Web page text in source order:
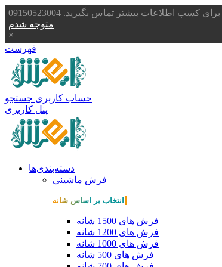
اطلاعات بیشتر تماس بگیرید. 09150523004
متوجه شدم
×
فهرست
حساب کاربری جستجو
پنل کاربری
دسته‌بندی‌ها
فرش ماشینی
انتخاب بر اساس شانه
فرش های 1500 شانه
فرش های 1200 شانه
فرش های 1000 شانه
فرش های 500 شانه